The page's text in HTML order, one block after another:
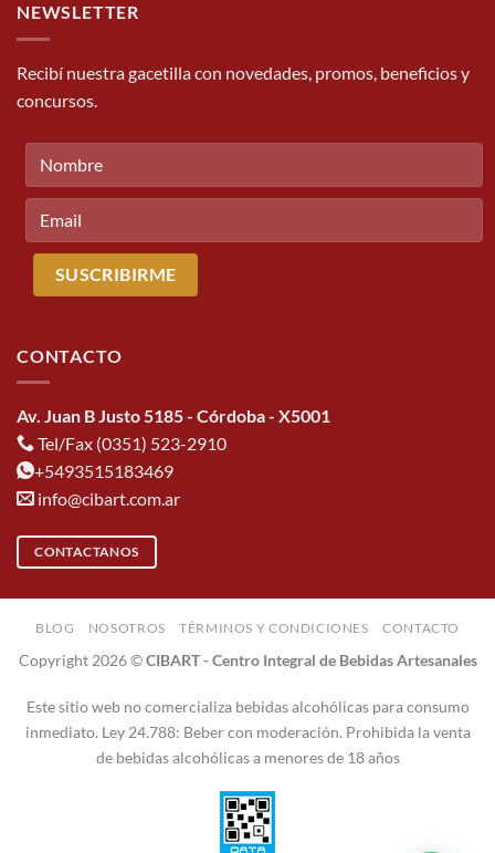
NEWSLETTER
Recibí nuestra gacetilla con novedades, promos, beneficios y
concursos.
CONTACTO
Av. Juan B Justo 5185 - Córdoba - X5001
Tel/Fax (0351) 523-2910
+5493515183469
info@cibart.com.ar
CONTACTANOS
BLOG NOSOTROS TÉRMINOS Y CONDICIONES CONTACTO
Copyright 2026 ©CIBART - Centro Integral de Bebidas Artesanales
Este sitio web no comercializa bebidas alcohólicas para consumo
inmediato. Ley 24.788: Beber con moderación. Prohibida la venta
de bebidas alcohólicas a menores de 18 años